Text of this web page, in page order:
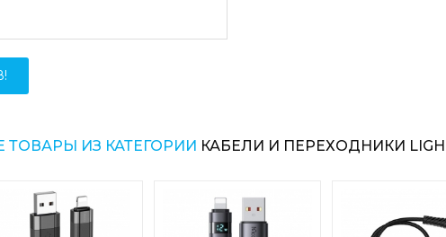
и эстетичный кабель для
ИЗ КАТЕГОРИИ КАБЕЛИ И ПЕРЕХОДНИКИ